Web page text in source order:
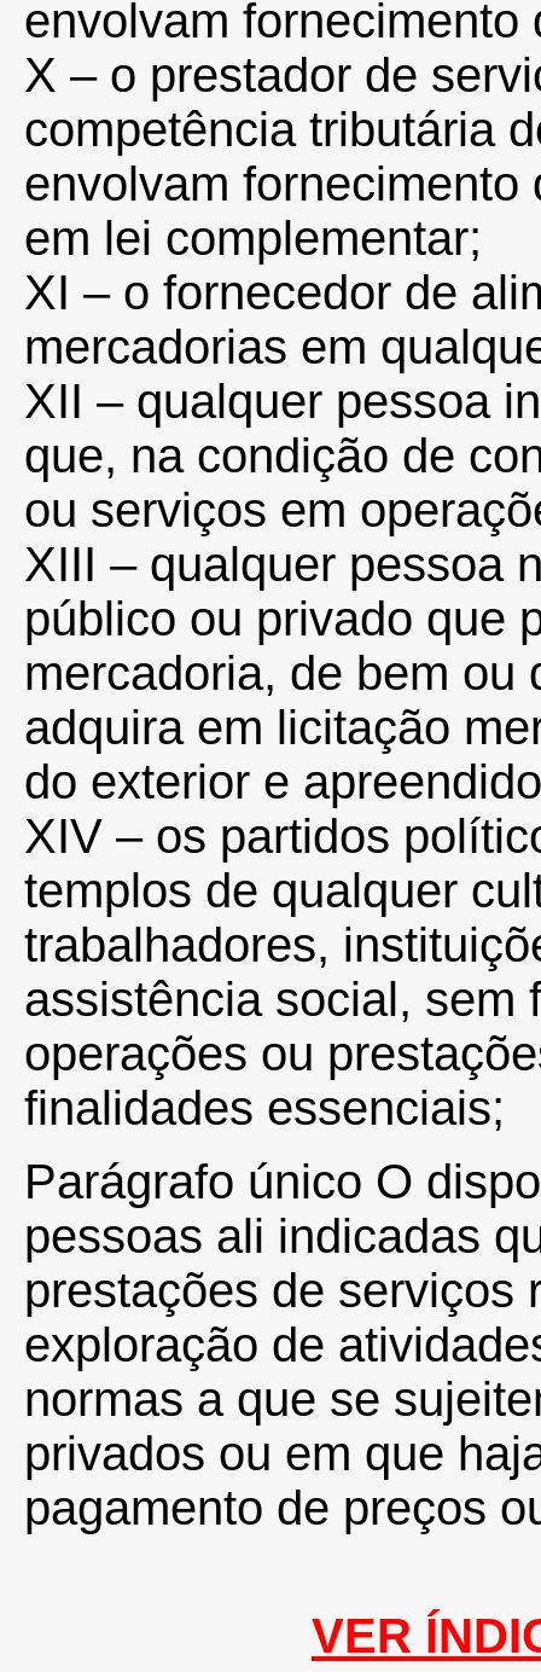
envolvam fornecimento
X – o prestador de
competência tributária
envolvam
em lei complementar;
XI – o fornecedor de
mercadorias em
XII – qualquer pessoa
que, na condição de
ou serviços em
XIII – qualquer pessoa
público ou privado que
mercadoria, de bem ou
adquira em licitação
do exterior e
XIV – os partidos
templos de qualquer
trabalhadores,
assistência social, sem
operações ou
finalidades essenciais;
Parágrafo único O
pessoas ali indicadas
prestações de serviços
exploração de
normas a que se
privados ou em que
pagamento de preços
VER